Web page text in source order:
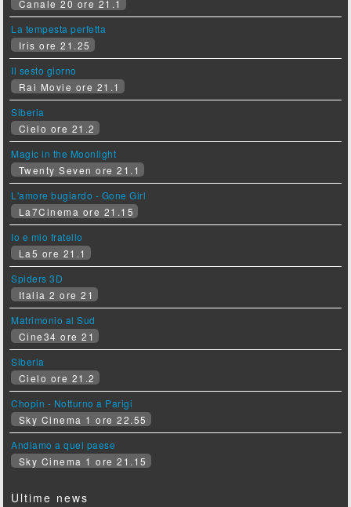
Canale 20 ore 21.1
La tempesta perfetta
Iris ore 21.25
Il sesto giorno
Rai Movie ore 21.1
Siberia
Cielo ore 21.2
Magic in the Moonlight
Twenty Seven ore 21.1
L'amore bugiardo - Gone Girl
La7Cinema ore 21.15
Io e mio fratello
La5 ore 21.1
Spiders 3D
Italia 2 ore 21
Matrimonio al Sud
Cine34 ore 21
Siberia
Cielo ore 21.2
Chopin - Notturno a Parigi
Sky Cinema 1 ore 22.55
Andiamo a quel paese
Sky Cinema 1 ore 21.15
Ultime news